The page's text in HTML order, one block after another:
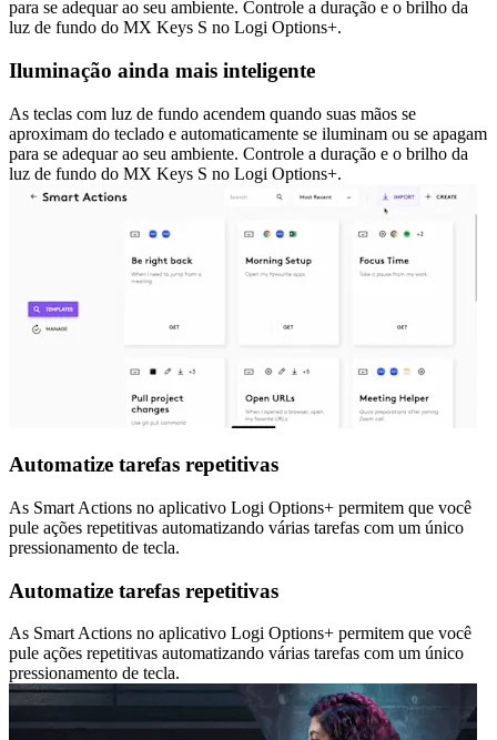
para se adequar ao seu ambiente. Controle a duração e o brilho da
luz de fundo do MX Keys S no Logi Options+.
Iluminação ainda mais inteligente
As teclas com luz de fundo acendem quando suas mãos se
aproximam do teclado e automaticamente se iluminam ou se apagam
para se adequar ao seu ambiente. Controle a duração e o brilho da
luz de fundo do MX Keys S no Logi Options+.
Automatize tarefas repetitivas
As Smart Actions no aplicativo Logi Options+ permitem que você
pule ações repetitivas automatizando várias tarefas com um único
pressionamento de tecla.
Automatize tarefas repetitivas
As Smart Actions no aplicativo Logi Options+ permitem que você
pule ações repetitivas automatizando várias tarefas com um único
pressionamento de tecla.